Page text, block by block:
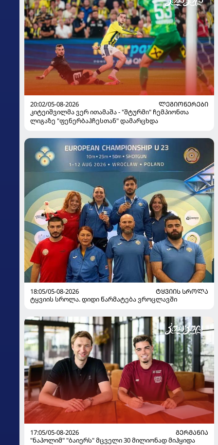
20:02/05-08-2026
ᲚᲔᲒᲘᲝᲜᲔᲠᲔᲑᲘ
კიტეიშვილმა ვერ ითამაშა - "შტურმი" ჩემპიონთა
ლიგაზე "ფენერბაჰჩესთან" დამარცხდა
18:05/05-08-2026
ᲢᲧᲕᲘᲘᲡ ᲡᲠᲝᲚᲐ
ტყვიის სროლა. დიდი წარმატება ვროცლავში
17:05/05-08-2026
ᲒᲔᲠᲛᲐᲜᲘᲐ
"ნაპოლიმ" "ბაიერს" მცველი 30 მილიონად მიჰყიდა